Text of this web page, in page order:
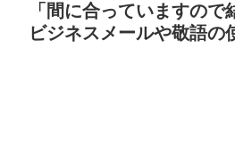
「間に合っていますので
ビジネスメールや敬語の